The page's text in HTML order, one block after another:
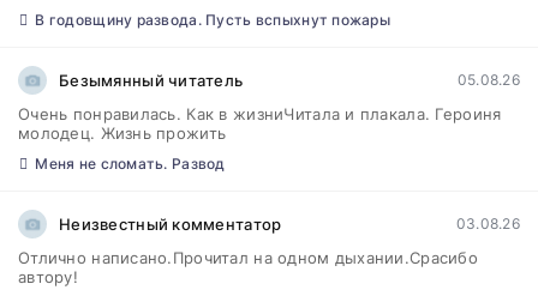
В годовщину развода. Пусть вспыхнут пожары
Безымянный читатель 05.08.26
Очень понравилась. Как в жизниЧитала и плакала. Героиня
молодец. Жизнь прожить
Меня не сломать. Развод
Неизвестный комментатор 03.08.26
Отлично написано.Прочитал на одном дыхании.Срасибо
автору!